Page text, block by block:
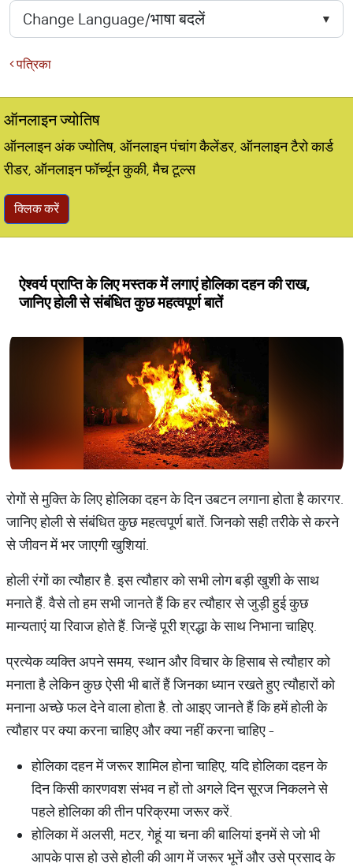
पत्रिका
ऑनलाइन ज्योतिष
ऑनलाइन अंक ज्योतिष, ऑनलाइन पंचांग कैलेंडर, ऑनलाइन टैरो कार्ड
रीडर, ऑनलाइन फॉर्च्यून कुकी, मैच टूल्स
क्लिक करें
ऐश्वर्य प्राप्ति के लिए मस्तक में लगाएं होलिका दहन की राख,
जानिए होली से संबंधित कुछ महत्वपूर्ण बातें
रोगों से मुक्ति के लिए होलिका दहन के दिन उबटन लगाना होता है कारगर.
जानिए होली से संंबंधित कुछ महत्वपूर्ण बातें. जिनको सही तरीके से करने
से जीवन में भर जाएगी खुशियां.
होली रंगों का त्यौहार है. इस त्यौहार को सभी लोग बड़ी खुशी के साथ
मनाते हैं. वैसे तो हम सभी जानते हैं कि हर त्यौहार से जुड़ी हुई कुछ
मान्यताएं या रिवाज होते हैं. जिन्हें पूरी श्रद्धा के साथ निभाना चाहिए.
प्रत्येक व्यक्ति अपने समय, स्थान और विचार के हिसाब से त्यौहार को
मनाता है लेकिन कुछ ऐसी भी बातें हैं जिनका ध्यान रखते हुए त्यौहारों को
मनाना अच्छे फल देने वाला होता है. तो आइए जानते हैं कि हमें होली के
त्यौहार पर क्या करना चाहिए और क्या नहीं करना चाहिए -
होलिका दहन में जरूर शामिल होना चाहिए, यदि होलिका दहन के
दिन किसी कारणवश संभव न हों तो अगले दिन सूरज निकलने से
पहले होलिका की तीन परिक्रमा जरूर करें.
होलिका में अलसी, मटर, गेहूं या चना की बालियां इनमें से जो भी
आपके पास हो उसे होली की आग में जरूर भूनें और उसे प्रसाद के